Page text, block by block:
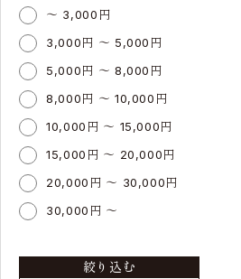
～ 3,000円
3,000円 ～ 5,000円
5,000円 ～ 8,000円
8,000円 ～ 10,000円
10,000円 ～ 15,000円
15,000円 ～ 20,000円
20,000円 ～ 30,000円
30,000円 ～
絞り込む